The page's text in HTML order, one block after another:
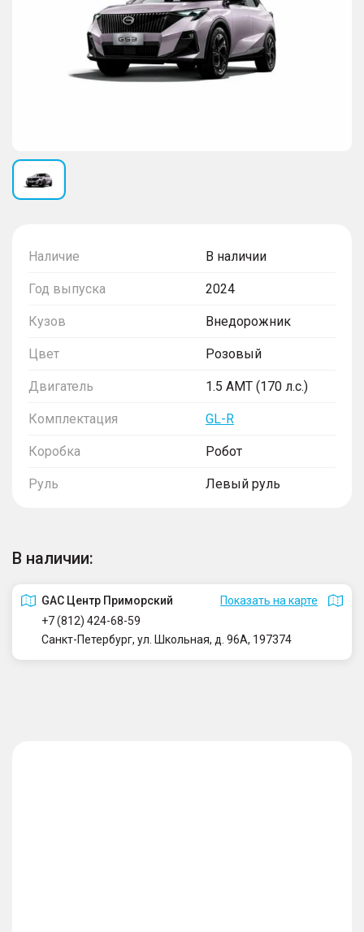
Наличие В наличии
Год выпуска 2024
Кузов Внедорожник
Цвет Розовый
Двигатель 1.5 AMT (170 л.с.)
Комплектация GL-R
Коробка Робот
Руль Левый руль
В наличии:
GAC Центр Приморский
Показать на карте
+7 (812) 424-68-59
Санкт-Петербург, ул. Школьная, д. 96А, 197374